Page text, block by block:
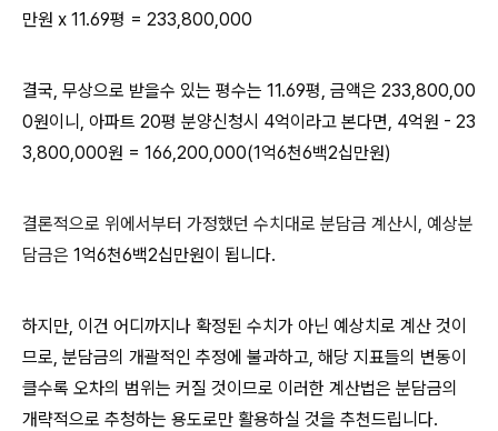
만원 x 11.69평 = 233,800,000
결국, 무상으로 받을수 있는 평수는 11.69평, 금액은 233,800,00
0원이니, 아파트 20평 분양신청시 4억이라고 본다면, 4억원 - 23
3,800,000원 = 166,200,000(1억6천6백2십만원)
결론적으로 위에서부터 가정했던 수치대로 분담금 계산시, 예상분
담금은 1억6천6백2십만원이 됩니다.
하지만, 이건 어디까지나 확정된 수치가 아닌 예상치로 계산 것이
므로, 분담금의 개괄적인 추정에 불과하고, 해당 지표들의 변동이
클수록 오차의 범위는 커질 것이므로 이러한 계산법은 분담금의
개략적으로 추청하는 용도로만 활용하실 것을 추천드립니다.